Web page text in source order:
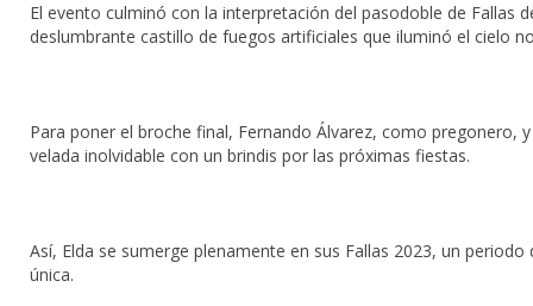
El evento culminó con la interpretación del pasodoble de Fallas
deslumbrante castillo de fuegos artificiales que iluminó el cielo
Para poner el broche final, Fernando Álvarez, como pregonero,
velada inolvidable con un brindis por las próximas fiestas.
Así, Elda se sumerge plenamente en sus Fallas 2023, un
única.